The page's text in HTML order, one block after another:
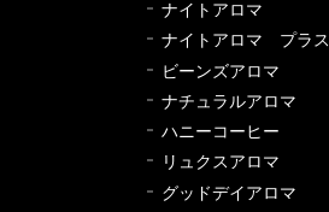
ナイトアロマ
ナイトアロマ プラス
ビーンズアロマ
ナチュラルアロマ
ハニーコーヒー
リュクスアロマ
グッドデイアロマ